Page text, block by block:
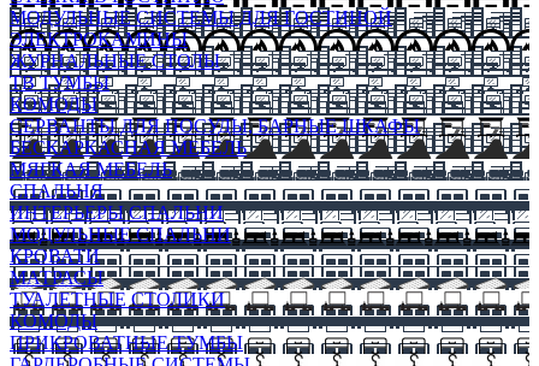
МОДУЛЬНЫЕ СИСТЕМЫ ДЛЯ ГОСТИНОЙ
ЭЛЕКТРОКАМИНЫ
ЖУРНАЛЬНЫЕ СТОЛЫ
ТВ ТУМБЫ
КОМОДЫ
СЕРВАНТЫ ДЛЯ ПОСУДЫ, БАРНЫЕ ШКАФЫ
БЕСКАРКАСНАЯ МЕБЕЛЬ
МЯГКАЯ МЕБЕЛЬ
СПАЛЬНЯ
ИНТЕРЬЕРЫ СПАЛЬНИ
МОДУЛЬНЫЕ СПАЛЬНИ
КРОВАТИ
МАТРАСЫ
ТУАЛЕТНЫЕ СТОЛИКИ
КОМОДЫ
ПРИКРОВАТНЫЕ ТУМБЫ